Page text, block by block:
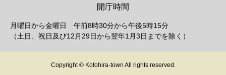
開庁時間
月曜日から金曜日 午前8時30分から午後5時15分
（土日、祝日及び12月29日から翌年1月3日までを除く）
Copyright © Kotohira-town All rights reserved.